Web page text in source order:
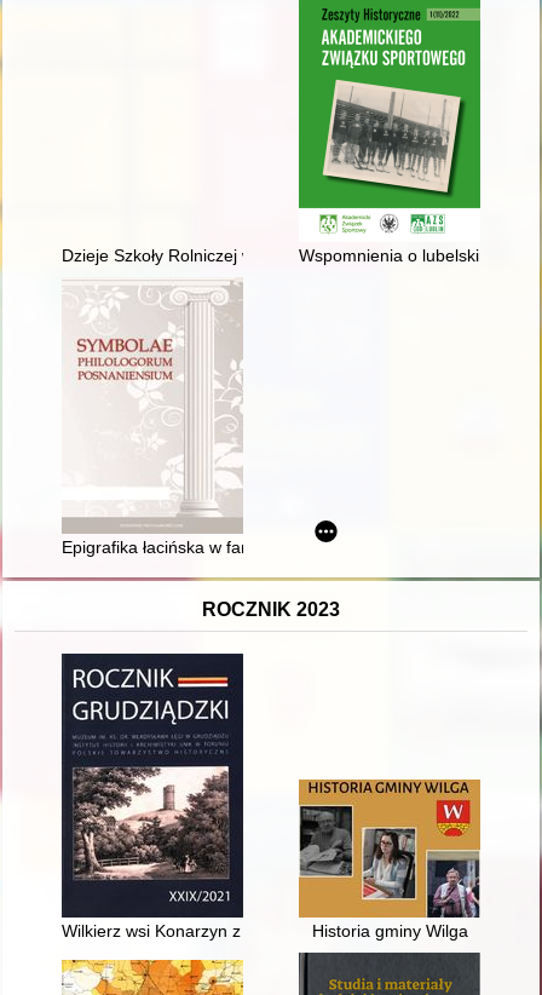
Dzieje Szkoły Rolniczej w Mieczysławowie 1912-2022
Wspomnienia o lubelskim AZS
Epigrafika łacińska w farze poznańskiej : inskrypcje w
ROCZNIK 2023
Wilkierz wsi Konarzyn z 1662 roku : zapomniane źródło do
Historia gminy Wilga